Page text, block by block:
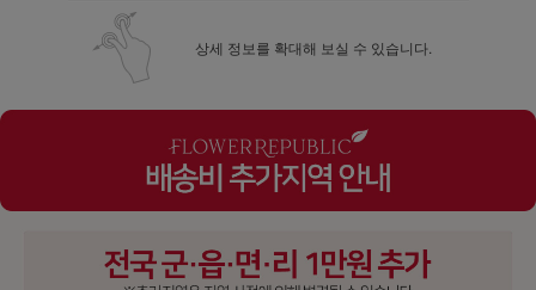
상세 정보를 확대해 보실 수 있습니다.